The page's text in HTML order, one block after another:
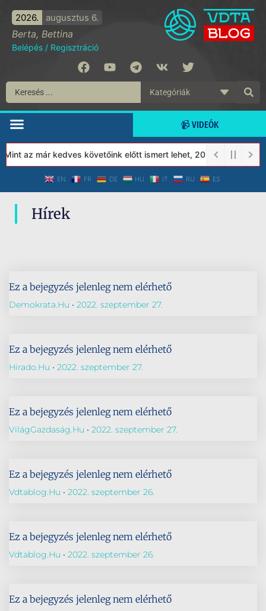
2026. augusztus 6.
Berta, Bettina
Belépés / Regisztráció
📹 VIDEÓK
az már kedves követőink előtt ismert lehet, 2023-tól a
EN FR DE HU IT RU ES
Hírek
Ez a bejegyzés jelenleg nem elérhető
Demokrata.hu 2022. szeptember 27.
Ez a bejegyzés jelenleg nem elérhető
Hirado.hu 2022. szeptember 27.
Ez a bejegyzés jelenleg nem elérhető
VilágGazdaság.hu 2022. szeptember 27.
Ez a bejegyzés jelenleg nem elérhető
Vdtablog.hu 2022. szeptember 26.
Ez a bejegyzés jelenleg nem elérhető
Vdtablog.hu 2022. szeptember 26.
Ez a bejegyzés jelenleg nem elérhető